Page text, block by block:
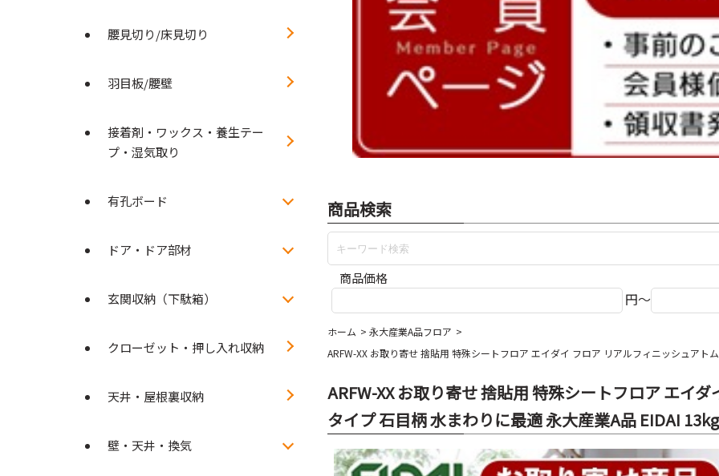
商品検索
商品価格
円～
ホーム
永大産業A品フロア
ARFW-XX お取り寄せ 捨貼用 特殊シートフロア エイダイ フロア リアルフィニッシュアト
ARFW-XX お取り寄せ 捨貼用 特殊シートフロア エイ
タイプ 石目柄 水まわりに最適 永大産業A品 EIDAI 13kg
腰見切り/床見切り
羽目板/腰壁
接着剤・ワックス・養生テー
プ・湿気取り
有孔ボード
ドア・ドア部材
玄関収納（下駄箱）
クローゼット・押し入れ収納
天井・屋根裏収納
壁・天井・換気